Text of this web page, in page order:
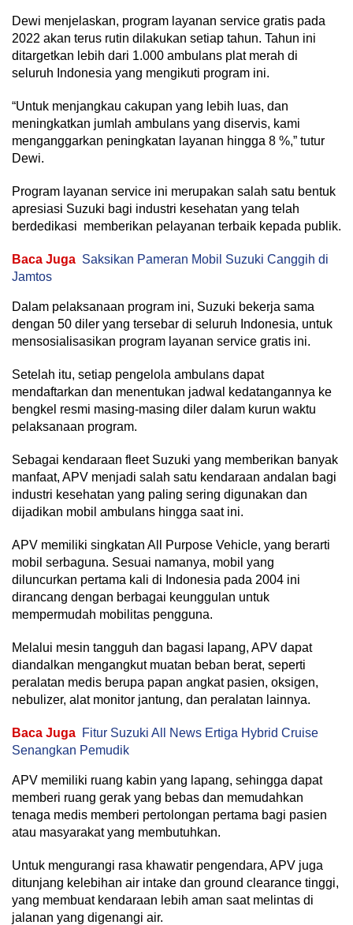
Dewi menjelaskan, program layanan service gratis pada
2022 akan terus rutin dilakukan setiap tahun. Tahun ini
ditargetkan lebih dari 1.000 ambulans plat merah di
seluruh Indonesia yang mengikuti program ini.
“Untuk menjangkau cakupan yang lebih luas, dan
meningkatkan jumlah ambulans yang diservis, kami
menganggarkan peningkatan layanan hingga 8 %,” tutur
Dewi.
Program layanan service ini merupakan salah satu bentuk
apresiasi Suzuki bagi industri kesehatan yang telah
berdedikasi memberikan pelayanan terbaik kepada publik.
Baca Juga Saksikan Pameran Mobil Suzuki Canggih di
Jamtos
Dalam pelaksanaan program ini, Suzuki bekerja sama
dengan 50 diler yang tersebar di seluruh Indonesia, untuk
mensosialisasikan program layanan service gratis ini.
Setelah itu, setiap pengelola ambulans dapat
mendaftarkan dan menentukan jadwal kedatangannya ke
bengkel resmi masing-masing diler dalam kurun waktu
pelaksanaan program.
Sebagai kendaraan fleet Suzuki yang memberikan banyak
manfaat, APV menjadi salah satu kendaraan andalan bagi
industri kesehatan yang paling sering digunakan dan
dijadikan mobil ambulans hingga saat ini.
APV memiliki singkatan All Purpose Vehicle, yang berarti
mobil serbaguna. Sesuai namanya, mobil yang
diluncurkan pertama kali di Indonesia pada 2004 ini
dirancang dengan berbagai keunggulan untuk
mempermudah mobilitas pengguna.
Melalui mesin tangguh dan bagasi lapang, APV dapat
diandalkan mengangkut muatan beban berat, seperti
peralatan medis berupa papan angkat pasien, oksigen,
nebulizer, alat monitor jantung, dan peralatan lainnya.
Baca Juga Fitur Suzuki All News Ertiga Hybrid Cruise
Senangkan Pemudik
APV memiliki ruang kabin yang lapang, sehingga dapat
memberi ruang gerak yang bebas dan memudahkan
tenaga medis memberi pertolongan pertama bagi pasien
atau masyarakat yang membutuhkan.
Untuk mengurangi rasa khawatir pengendara, APV juga
ditunjang kelebihan air intake dan ground clearance tinggi,
yang membuat kendaraan lebih aman saat melintas di
jalanan yang digenangi air.